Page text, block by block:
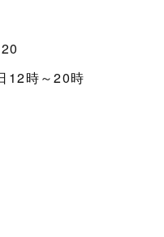
12時～20時